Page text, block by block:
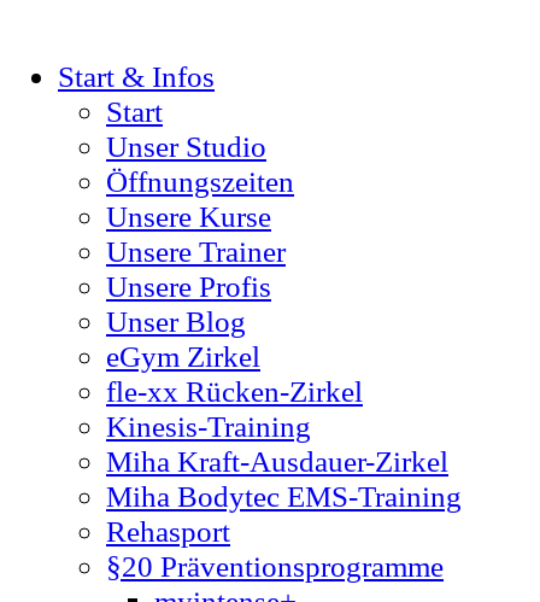
Start & Infos
Start
Unser Studio
Öffnungszeiten
Unsere Kurse
Unsere Trainer
Unsere Profis
Unser Blog
eGym Zirkel
fle-xx Rücken-Zirkel
Kinesis-Training
Miha Kraft-Ausdauer-Zirkel
Miha Bodytec EMS-Training
Rehasport
§20 Präventionsprogramme